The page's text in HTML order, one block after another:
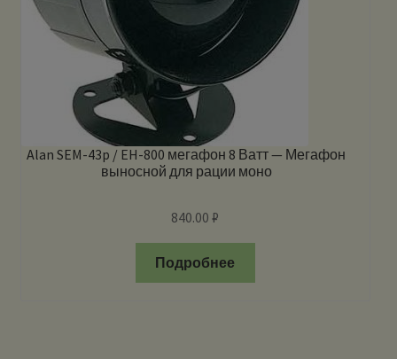
Alan SEM-43p / EH-800 мегафон 8 Ватт — Мегафон
выносной для рации моно
840.00₽
Подробнее